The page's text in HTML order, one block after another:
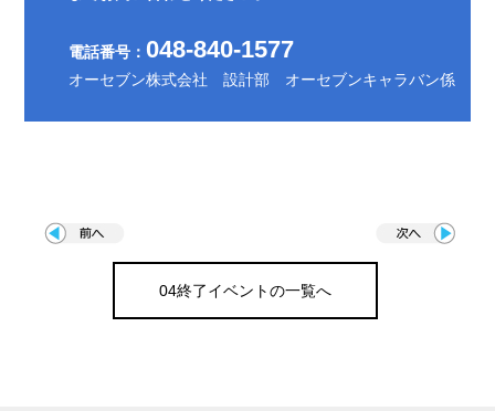
電話番号： 048-840-1577
オーセブン株式会社 設計部 オーセブンキャラバン係
04終了イベントの一覧へ